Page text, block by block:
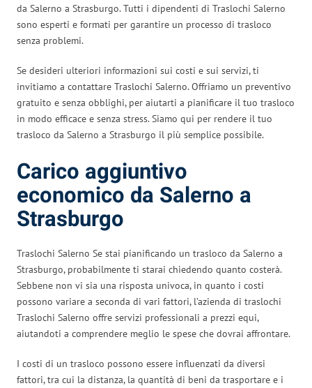
da Salerno a Strasburgo. Tutti i dipendenti di Traslochi Salerno
sono esperti e formati per garantire un processo di trasloco
senza problemi.
Se desideri ulteriori informazioni sui costi e sui servizi, ti
invitiamo a contattare Traslochi Salerno. Offriamo un preventivo
gratuito e senza obblighi, per aiutarti a pianificare il tuo trasloco
in modo efficace e senza stress. Siamo qui per rendere il tuo
trasloco da Salerno a Strasburgo il più semplice possibile.
Carico aggiuntivo
economico da Salerno a
Strasburgo
Traslochi Salerno Se stai pianificando un trasloco da Salerno a
Strasburgo, probabilmente ti starai chiedendo quanto costerà.
Sebbene non vi sia una risposta univoca, in quanto i costi
possono variare a seconda di vari fattori, l’azienda di traslochi
Traslochi Salerno offre servizi professionali a prezzi equi,
aiutandoti a comprendere meglio le spese che dovrai affrontare.
I costi di un trasloco possono essere influenzati da diversi
fattori, tra cui la distanza, la quantità di beni da trasportare e i